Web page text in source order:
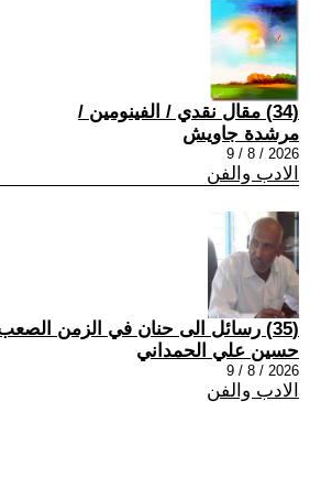
(34) مقال نقدي / الفينومين /
مرشدة جاويش
2026 / 8 / 9
الادب والفن
(35) رسائل الى حنان في الزمن الصعب (1)
حسين علي الحمداني
2026 / 8 / 9
الادب والفن